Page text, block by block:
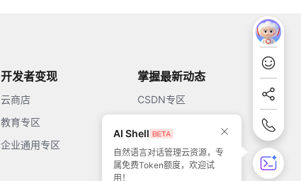
开发者变现
云商店
教育专区
企业通用专区
掌握最新动态
CSDN专区
51CTO
AI Shell
自然语言对话管理云资源，专
属免费Token额度，欢迎试
用！